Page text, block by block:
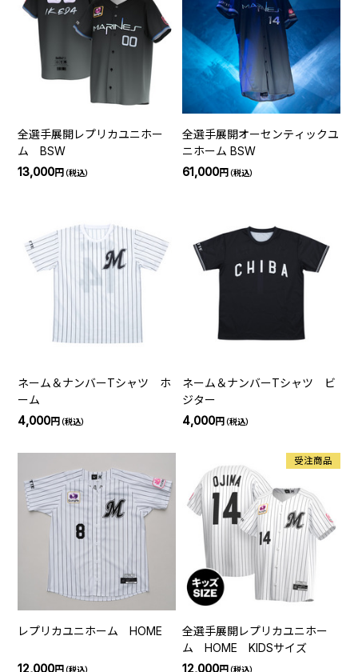
全選手展開レプリカユニホー
ム BSW
13,000円（税込）
全選手展開オーセンティックユ
ニホーム BSW
61,000円（税込）
ネーム＆ナンバーTシャツ ホ
ーム
4,000円（税込）
ネーム＆ナンバーTシャツ ビ
ジター
4,000円（税込）
レプリカユニホーム HOME
12,000円（税込）
受注商品
全選手展開レプリカユニホー
ム HOME KIDSサイズ
12,000円（税込）